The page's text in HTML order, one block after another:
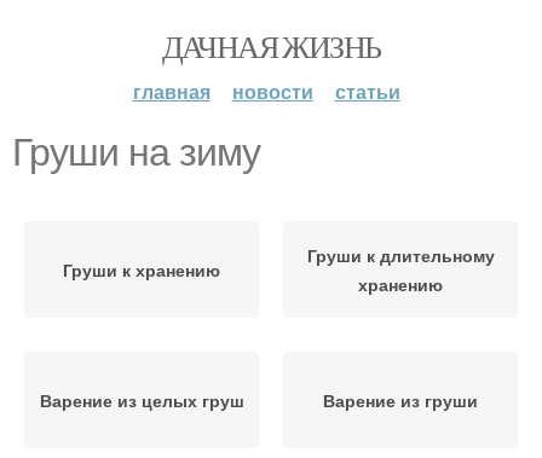
ДАЧНАЯ ЖИЗНЬ
главная новости статьи
Груши на зиму
Груши к хранению
Груши к длительному
хранению
Варение из целых груш Варение из груши